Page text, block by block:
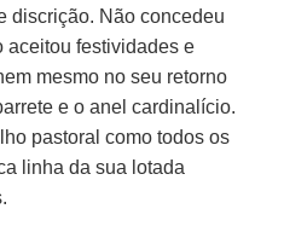
discrição. Não concedeu
aceitou festividades e
mesmo no seu retorno
e o anel cardinalício.
pastoral como todos os
linha da sua lotada